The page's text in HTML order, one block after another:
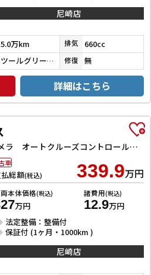
尼崎店
5.0万km 排気 660cc
ツールグリーンパールメタリック 修復 無
詳細はこちら
ハイブリッド Z 全周囲カメラ オートクルーズコントロール レーンアシスト パワーシート 衝突被害軽減システム ナビ TV オートライト LEDヘッドランプ ヘッドライトウォッシャー 電動リアゲート アルミホイール
総額(税込) 339.9万円
本体価格(税込)
万円
諸費用(税込)
12.9万円
法定整備：整備付
保証付 (1ヶ月・1000km )
車
尼崎店